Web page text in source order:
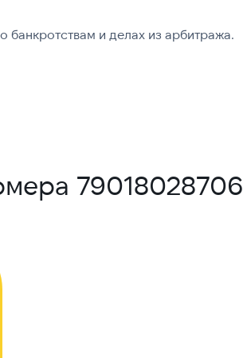
и делах из арбитража.
79018028706